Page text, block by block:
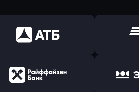
Оправить заявку
в АТБ Банк